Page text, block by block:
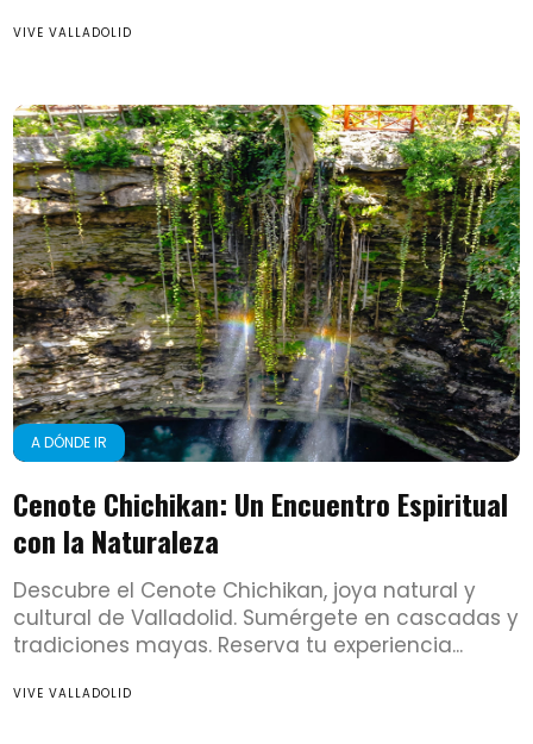
VIVE VALLADOLID
A DÓNDE IR
Cenote Chichikan: Un Encuentro Espiritual
con la Naturaleza
Descubre el Cenote Chichikan, joya natural y
cultural de Valladolid. Sumérgete en cascadas y
tradiciones mayas. Reserva tu experiencia...
VIVE VALLADOLID